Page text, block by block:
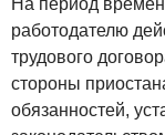
На период
работодателю
трудового
стороны
обязанностей,